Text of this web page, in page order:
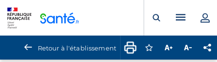
Ouvrir laMenu
Retour à l'établissement Connectez-vous
Augmenter la